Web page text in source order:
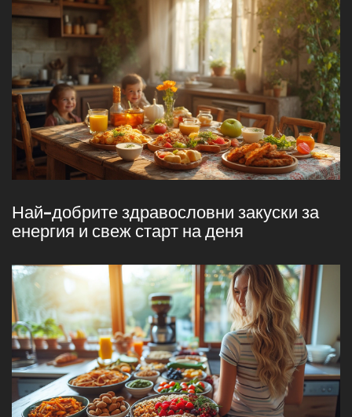
Най-добрите здравословни закуски за
енергия и свеж старт на деня